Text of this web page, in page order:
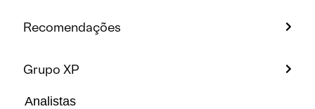
Recomendações
Grupo XP
Analistas